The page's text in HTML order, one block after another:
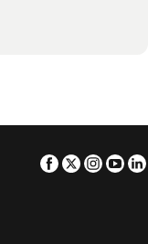
Facebook
Twitter